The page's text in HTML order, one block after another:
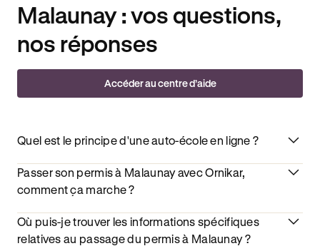
Malaunay : vos questions,
nos réponses
Accéder au centre d’aide
Quel est le principe d'une auto-école en ligne ?
Passer son permis à Malaunay avec Ornikar,
comment ça marche ?
Où puis-je trouver les informations spécifiques
relatives au passage du permis à Malaunay ?